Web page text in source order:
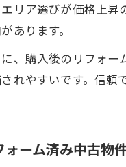
リア選びが価格上昇
あります。
、購入後のリフォ
れやすいです。信頼
ォーム済み中古物